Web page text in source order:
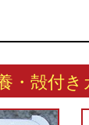
・殻付き